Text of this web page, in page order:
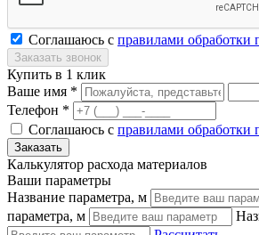
Соглашаюсь с правилами обработки
Купить в 1 клик
Ваше имя *
Телефон *
Соглашаюсь с правилами обработки
Калькулятор расхода материалов
Ваши параметры
Название параметра, м
параметра, м